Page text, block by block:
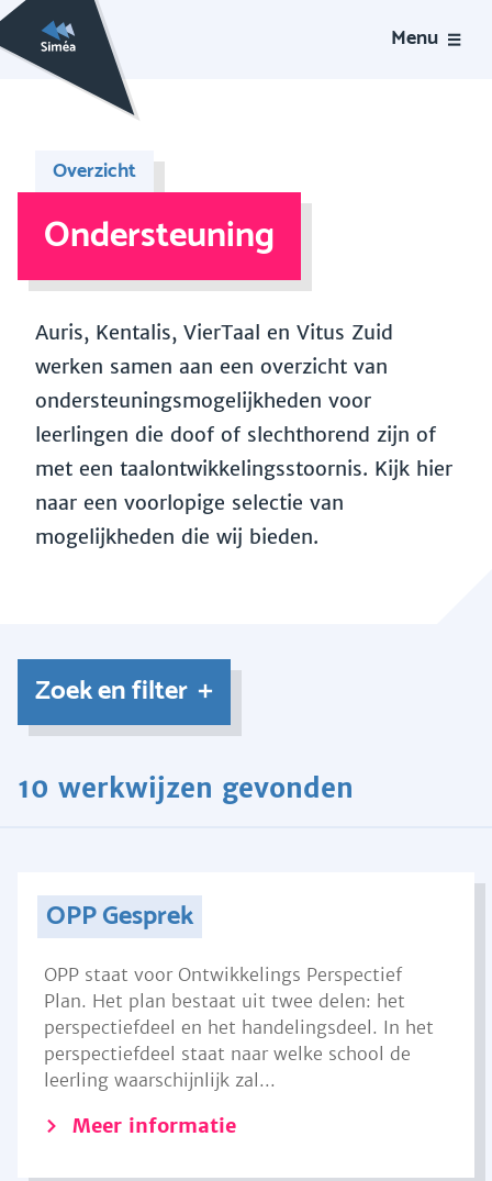
Menu
Overzicht
Ondersteuning
Auris, Kentalis, VierTaal en Vitus Zuid
werken samen aan een overzicht van
ondersteuningsmogelijkheden voor
leerlingen die doof of slechthorend zijn of
met een taalontwikkelingsstoornis. Kijk hier
naar een voorlopige selectie van
mogelijkheden die wij bieden.
Zoek en filter
10 werkwijzen gevonden
OPP Gesprek
OPP staat voor Ontwikkelings Perspectief
Plan. Het plan bestaat uit twee delen: het
perspectiefdeel en het handelingsdeel. In het
perspectiefdeel staat naar welke school de
leerling waarschijnlijk zal...
Meer informatie